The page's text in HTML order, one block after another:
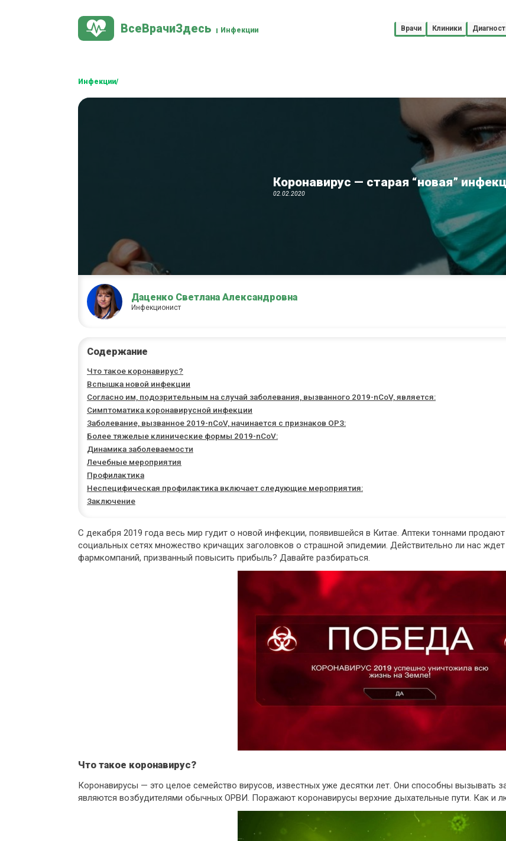
ВсеВрачиЗдесь Инфекции Врачи Клиники
Инфекции/
Коронавирус — старая “новая”
02.02.2020
Даценко Светлана Александровна
Инфекционист
Содержание
Что такое коронавирус?
Вспышка новой инфекции
Согласно им, подозрительным на случай заболевания, вызванного 2019-nCoV, является:
Симптоматика коронавирусной инфекции
Заболевание, вызванное 2019-nCoV, начинается с признаков ОРЗ:
Более тяжелые клинические формы 2019-nCoV:
Динамика заболеваемости
Лечебные мероприятия
Профилактика
Неспецифическая профилактика включает следующие мероприятия:
Заключение
С декабря 2019 года весь мир гудит о новой инфекции, появившейся в Китае. Аптеки тоннами
социальных сетях множество кричащих заголовков о страшной эпидемии. Действительно ли нас
фармкомпаний, призванный повысить прибыль? Давайте разбираться.
Что такое коронавирус?
Коронавирусы — это целое семейство вирусов, известных уже десятки лет. Они способны вызывать
являются возбудителями обычных ОРВИ. Поражают коронавирусы верхние дыхательные пути. Как и